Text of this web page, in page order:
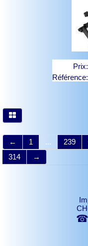
Prix:
Référence:
← 1 ... 239
314
→
☎